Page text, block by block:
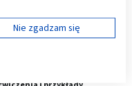
IAB)
lub
Nie zgadzam się